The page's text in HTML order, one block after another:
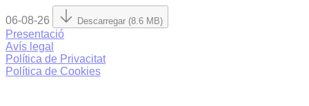
06-08-26 Descarregar (8.6 MB)
Presentació
Avís legal
Política de Privacitat
Política de Cookies